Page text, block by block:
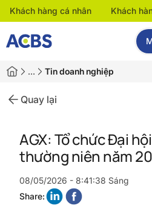
Khách hàng cá nhân Khách
… Tin doanh nghiệp
Quay lại
AGX: Tổ chức Đại
thường niên năm
08/05/2026 - 8:41:38 Sáng
Share: